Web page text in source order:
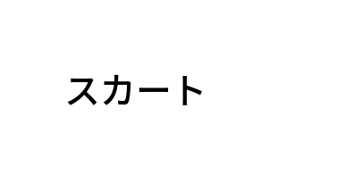
スカート